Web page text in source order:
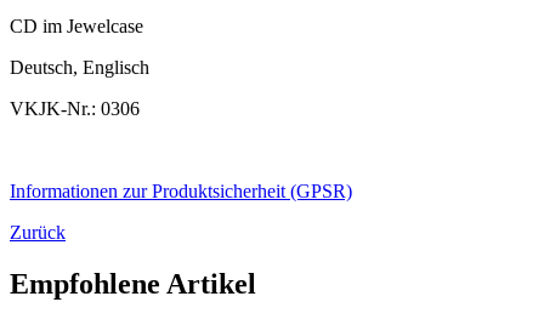
CD im Jewelcase
Deutsch, Englisch
VKJK-Nr.: 0306
Informationen zur Produktsicherheit (GPSR)
Zurück
Empfohlene Artikel